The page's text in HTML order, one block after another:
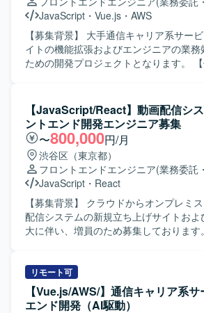
JavaScript ・ Vue.js ・ AWS
【募集背景】 大手通信キャリア系サー
イトの機能拡張およびエンジニアの業務
ための開発プロジェクトとなります。 【作業内容】 AI駆動
装、要件や依頼内容をプロンプトへ適切
へつなげる業務、アジャイル開発体制で
ス改善、必要に応じた仕様整理および技
行っていただきます。 【求める人物像】 AI支援ツールを積
極的に活用しながら開発を推進できる方
造化しプロンプト設計に落とし込める方
ェクトにおいて自走してタスクを進めら
ります。 【ポジションの魅力】 AI駆動開発環境やGitHub
Copilotなどの最新ツールを活用しなが
力です。通信キャリア系サービスという
方でスキルアップが期待できます。 【開発環境】 Vue.jsベ
ースのシステムを中心に、GitHub
アジャイル（Scrum）開発体制となりま
【JavaScript/React】動画配信シ
ントエンド開発エンジニア募集
〜800,000円/月
渋谷区（東京都）
フロントエンドエンジニア(業務委託
JavaScript ・ React
【募集背景】 クラウドからオンプレミ
配信システムの新規立ち上げサイトお
大に伴い、増員のため募集しております。 【作業内容】
HTML/CSS/JavaScript/Node.js/Reactを
SSRのWebサイト開発を行います。 詳
テスト、プロジェクトによっては保守・
リモート可
【Vue.js/AWS/】通信キャリア系
エンド開発（AI駆動）